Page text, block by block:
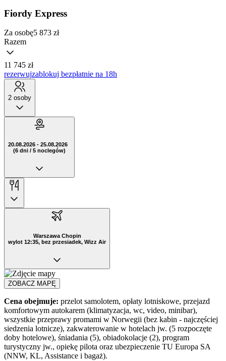
Fiordy Express
Za osobę5 873 zł
Razem
11 745 zł
rezerwujzablokuj bezpłatnie na 18h
2 osoby
20.08.2026 - 25.08.2026
(6 dni / 5 noclegów)
Warszawa Chopin
wylot 12:35, bez przesiadek, Wizz Air
ZOBACZ MAPĘ
Cena obejmuje: przelot samolotem, opłaty lotniskowe, przejazd
komfortowym autokarem (klimatyzacja, wc, video, minibar),
wszystkie przeprawy promami w Norwegii (bez kabin - najczęściej
siedzenia lotnicze), zakwaterowanie w hotelach jw. (5 rozpoczęte
doby hotelowe), śniadania (5), obiadokolacje (2), program
turystyczny jw., opiekę pilota oraz ubezpieczenie TU Europa SA
(NNW, KL, Assistance i bagaż).